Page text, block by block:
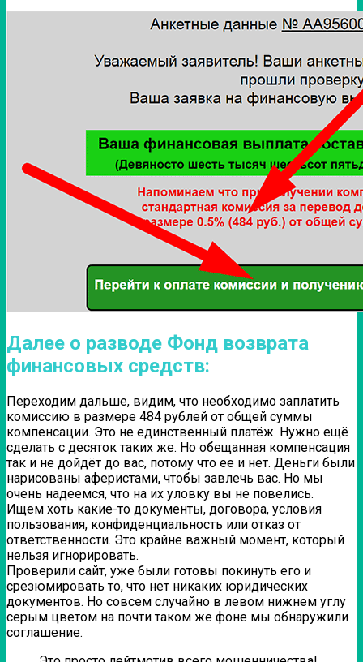
Далее о разводе Фонд возврата
финансовых средств:
Переходим дальше, видим, что необходимо заплатить
комиссию в размере 484 рублей от общей суммы
компенсации. Это не единственный платёж. Нужно ещё
сделать с десяток таких же. Но обещанная компенсация
так и не дойдёт до вас, потому что ее и нет. Деньги были
нарисованы аферистами, чтобы завлечь вас. Но мы
очень надеемся, что на их уловку вы не повелись.
Ищем хоть какие-то документы, договора, условия
пользования, конфиденциальность или отказ от
ответственности. Это крайне важный момент, который
нельзя игнорировать.
Проверили сайт, уже были готовы покинуть его и
срезюмировать то, что нет никаких юридических
документов. Но совсем случайно в левом нижнем углу
серым цветом на почти таком же фоне мы обнаружили
соглашение.